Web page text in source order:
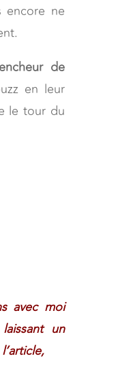
encore ne
de
en leur
le tour du
avec moi
un